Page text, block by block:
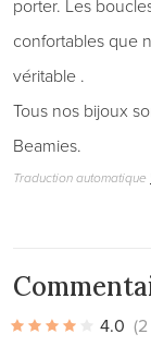
porter. Les
confortables que
véritable .
Tous nos bijoux
Beamies.
Traduction automatique
4.0